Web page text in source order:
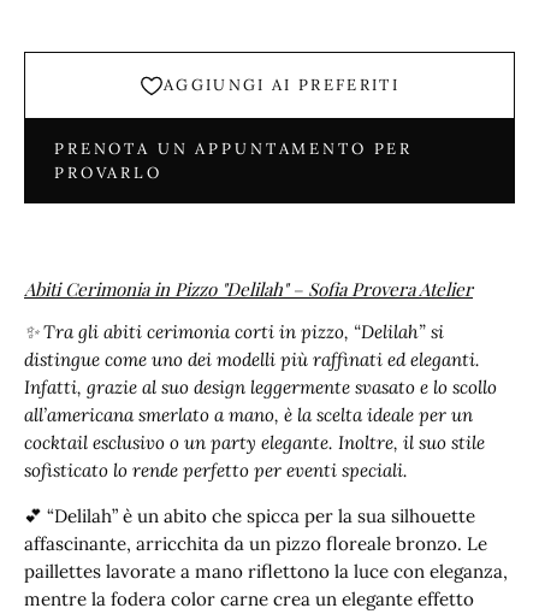
AGGIUNGI AI PREFERITI
PRENOTA UN APPUNTAMENTO PER
PROVARLO
Abiti Cerimonia in Pizzo "Delilah"– Sofia Provera Atelier
✨ Tra gli abiti cerimonia corti in pizzo, “Delilah” si
distingue come uno dei modelli più raffinati ed eleganti.
Infatti, grazie al suo design leggermente svasato e lo scollo
all’americana smerlato a mano, è la scelta ideale per un
cocktail esclusivo o un party elegante. Inoltre, il suo stile
sofisticato lo rende perfetto per eventi speciali.
💕 “Delilah” è un abito che spicca per la sua silhouette
affascinante, arricchita da un pizzo floreale bronzo. Le
paillettes lavorate a mano riflettono la luce con eleganza,
mentre la fodera color carne crea un elegante effetto